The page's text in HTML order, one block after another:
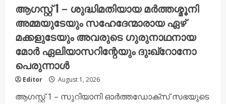
ആഗസ്റ്റ് 1 – ശുദ്ധിമതിയായ മർത്തശ്മൂനി
അമ്മയുടേയും സഹേദേന്മാരായ ഏഴ്
മക്കളുടേയും അവരുടെ ഗുരുനാഥനായ
മോർ ഏലിയാസറിന്റേയും ദുഃഖ്റോനോ
പെരുന്നാൾ
Editor August 1, 2026
ആഗസ്റ്റ് 1 – സുറിയാനി ഓർത്തഡോക്സ് സഭയുടെ